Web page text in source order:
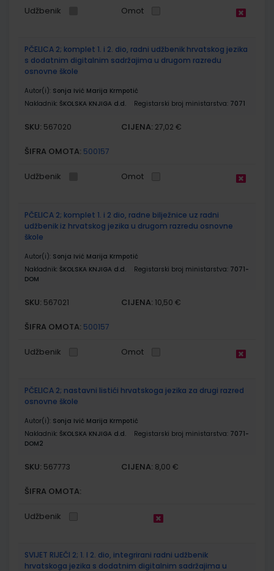
Udžbenik Omot
PČELICA 2; komplet 1. i 2. dio, radni udžbenik hrvatskog jezika
s dodatnim digitalnim sadržajima u drugom razredu
osnovne škole
Autor(i): Sonja Ivić Marija Krmpotić
Nakladnik: ŠKOLSKA KNJIGA d.d. Registarski broj ministarstva: 7071
SKU: 567020 CIJENA: 27,02 €
ŠIFRA OMOTA: 500157
Udžbenik Omot
PČELICA 2; komplet 1. i 2 dio, radne bilježnice uz radni
udžbenik iz hrvatskog jezika u drugom razredu osnovne
škole
Autor(i): Sonja Ivić Marija Krmpotić
Nakladnik: ŠKOLSKA KNJIGA d.d. Registarski broj ministarstva: 7071-
DOM
SKU: 567021 CIJENA: 10,50 €
ŠIFRA OMOTA: 500157
Udžbenik Omot
PČELICA 2; nastavni listići hrvatskoga jezika za drugi razred
osnovne škole
Autor(i): Sonja Ivić Marija Krmpotić
Nakladnik: ŠKOLSKA KNJIGA d.d. Registarski broj ministarstva: 7071-
DOM2
SKU: 567773 CIJENA: 8,00 €
ŠIFRA OMOTA:
Udžbenik
SVIJET RIJEČI 2; 1. I 2. dio, integrirani radni udžbenik
hrvatskoga jezika s dodatnim digitalnim sadržajima u